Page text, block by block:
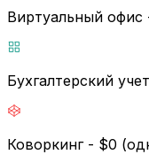
Виртуальный
Бухгалтерский
Коворкинг - $0